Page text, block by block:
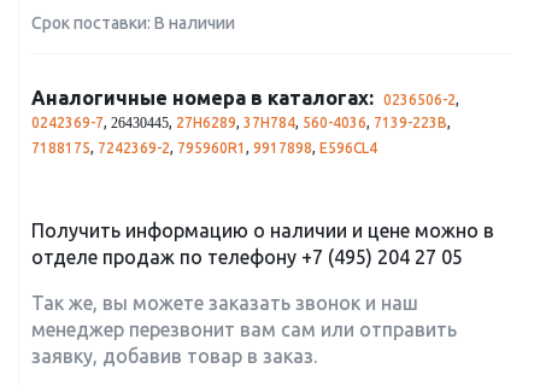
Срок поставки: В наличии
Аналогичные номера в каталогах: 0236506-2,
0242369-7, 26430445, 27H6289, 37H784, 560-4036, 7139-223B,
7188175, 7242369-2, 795960R1 , 9917898, E596CL4
Получить информацию о наличии и цене можно в
отделе продаж по телефону +7 (495) 204 27 05
Так же, вы можете заказать звонок и наш
менеджер перезвонит вам сам или отправить
заявку, добавив товар в заказ.